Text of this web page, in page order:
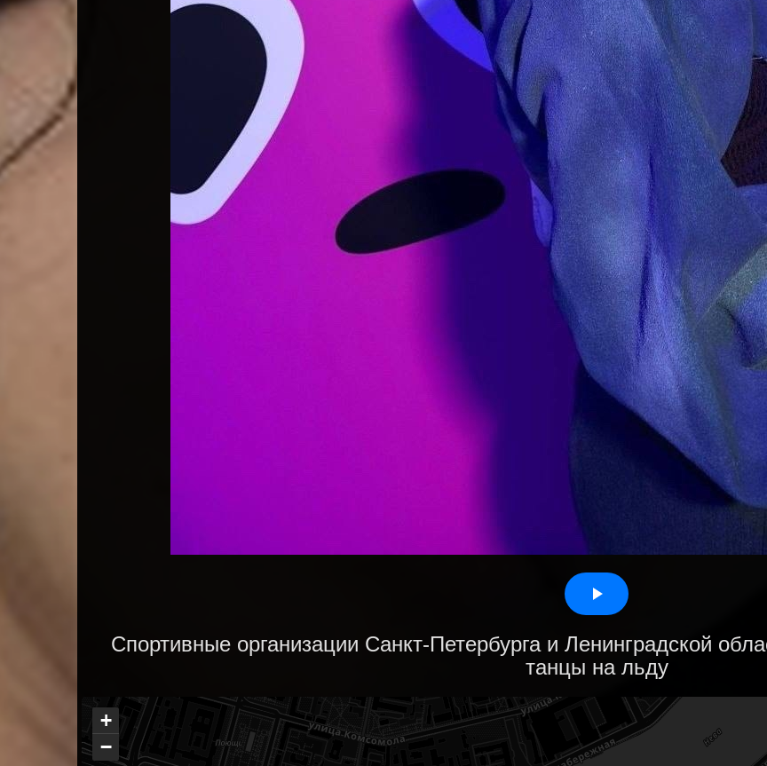
Спортивные организации Санкт-Петербурга и Ленинградской
танцы на льду
+
−